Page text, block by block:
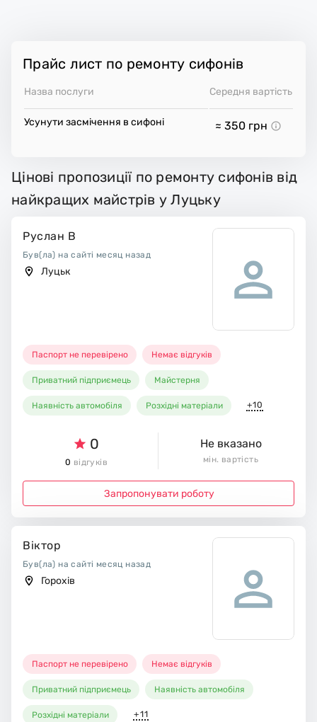
Прайс лист по ремонту сифонів
Назва послуги Середня вартість
Усунути засмічення в сифоні ≈ 350 грн
Цінові пропозиції по ремонту сифонів від
найкращих майстрів у Луцьку
Руслан В
Був(ла) на сайті месяц назад
Луцьк
Паспорт не перевірено Немає відгуків
Приватний підприємець Майстерня
Наявність автомобіля Розхідні матеріали +10
0
0 відгуків
Не вказано
мін. вартість
Запропонувати роботу
Віктор
Був(ла) на сайті месяц назад
Горохів
Паспорт не перевірено Немає відгуків
Приватний підприємець Наявність автомобіля
Розхідні матеріали +11